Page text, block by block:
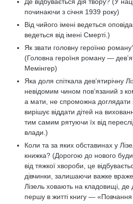
починаючи з січня 1939 року)
Від чийого імені ведеться
ведеться від імені Смерті.)
Як звати головну героїню
(Головна героїня роману —
Мемінгер)
Яка доля спіткала дев’ятирічну
невідомим чином пов’язаний з
а мати, не спроможна доглядати
вирішує віддати дітей на
тим самим рятуючи їх від
влади.)
Коли та за яких обставинах у
книжка? (Дорогою до нового
від тяжкої хвороби, це
дівчинки, залишаючи важке
Лізель ховають на кладовищі, де
першу в житті книгу —